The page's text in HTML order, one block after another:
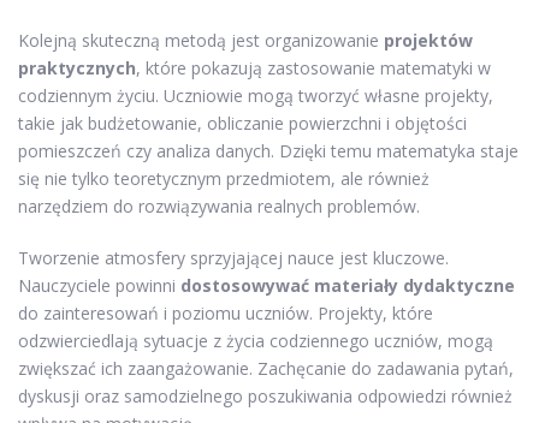
Kolejną skuteczną metodą jest organizowanie projektów
praktycznych, które pokazują zastosowanie matematyki w
codziennym życiu. Uczniowie mogą tworzyć własne projekty,
takie jak budżetowanie, obliczanie powierzchni i objętości
pomieszczeń czy analiza danych. Dzięki temu matematyka staje
się nie tylko teoretycznym przedmiotem, ale również
narzędziem do rozwiązywania realnych problemów.
Tworzenie atmosfery sprzyjającej nauce jest kluczowe.
Nauczyciele powinni dostosowywać materiały dydaktyczne
do zainteresowań i poziomu uczniów. Projekty, które
odzwierciedlają sytuacje z życia codziennego uczniów, mogą
zwiększać ich zaangażowanie. Zachęcanie do zadawania pytań,
dyskusji oraz samodzielnego poszukiwania odpowiedzi również